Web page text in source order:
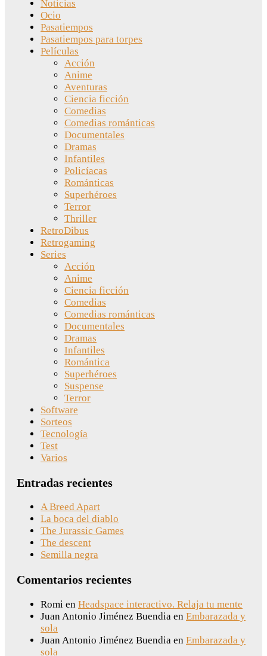
Noticias
Ocio
Pasatiempos
Pasatiempos para torpes
Películas
Acción
Anime
Aventuras
Ciencia ficción
Comedias
Comedias románticas
Documentales
Dramas
Infantiles
Policíacas
Románticas
Superhéroes
Terror
Thriller
RetroDibus
Retrogaming
Series
Acción
Anime
Ciencia ficción
Comedias
Comedias románticas
Documentales
Dramas
Infantiles
Romántica
Superhéroes
Suspense
Terror
Software
Sorteos
Tecnología
Test
Varios
Entradas recientes
A Breed Apart
La boca del diablo
The Jurassic Games
The descent
Semilla negra
Comentarios recientes
Romi en Headspace interactivo. Relaja tu mente
Juan Antonio Jiménez Buendia en Embarazada y
sola
Juan Antonio Jiménez Buendia en Embarazada y
sola